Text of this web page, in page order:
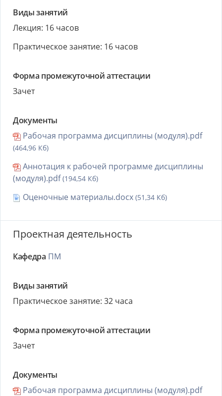
Виды занятий
Лекция: 16 часов
Практическое занятие: 16 часов
Форма промежуточной аттестации
Зачет
Документы
Рабочая программа дисциплины (модуля).pdf
(464,96 Кб)
Аннотация к рабочей программе дисциплины
(модуля).pdf(194,54 Кб)
Оценочные материалы.docx (51,34 Кб)
Проектная деятельность
Кафедра ПМ
Виды занятий
Практическое занятие: 32 часа
Форма промежуточной аттестации
Зачет
Документы
Рабочая программа дисциплины (модуля).pdf